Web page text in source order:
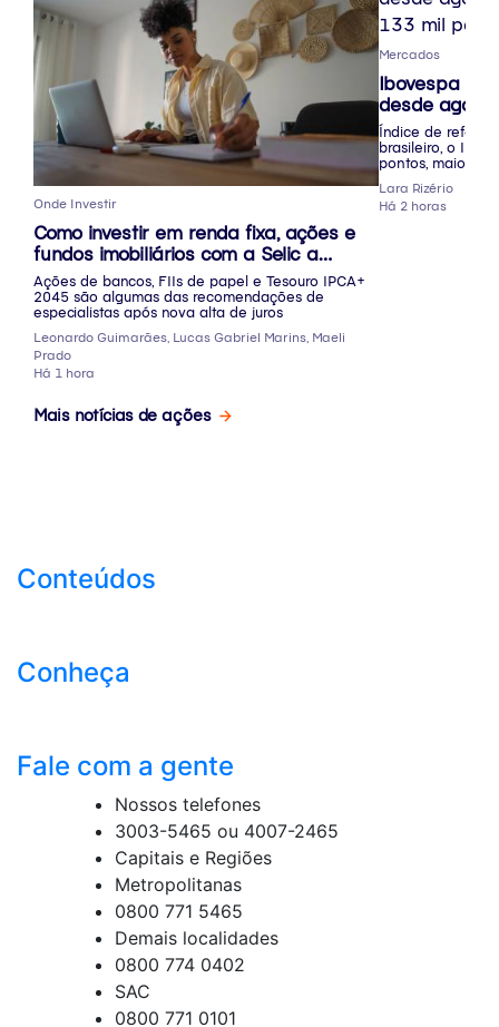
Onde Investir
Como investir em renda fixa, ações e
fundos imobiliários com a Selic a
14,25%?
Ações de bancos, FIIs de papel e Tesouro IPCA+
2045 são algumas das recomendações de
especialistas após nova alta de juros
Leonardo Guimarães, Lucas Gabriel Marins, Maeli
Prado
Há 1 hora
Mercados
Ibovespa
desde
133 mil
Índice de
brasileiro, o
pontos, maior
Lara Rizério
Há 2 horas
Mais notícias de ações
Conteúdos
Conheça
Fale com a gente
Nossos telefones
3003-5465 ou 4007-2465
Capitais e Regiões
Metropolitanas
0800 771 5465
Demais localidades
0800 774 0402
SAC
0800 771 0101